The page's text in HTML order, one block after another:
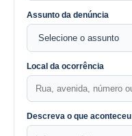
Assunto da denúncia
Local da ocorrência
Descreva o que aconteceu